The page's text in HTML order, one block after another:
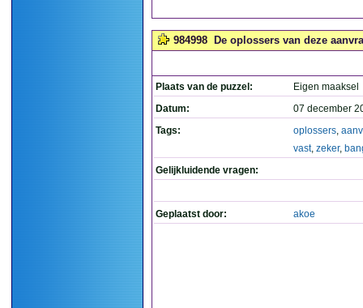
984998 De oplossers van deze
Plaats van de puzzel:
Eigen maaksel
Datum:
07 december
Tags:
oplossers,
vast, zeker,
Gelijkluidende vragen:
Geplaatst door: akoe